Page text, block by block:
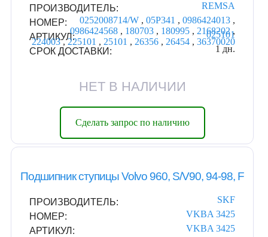
ПРОИЗВОДИТЕЛЬ:
REMSA
НОМЕР:
0252008714/W ,05P341 ,0986424013 ,
0986424568 , 180703 , 180995 , 2168202,
224003,225101 , 25101 , 26356 , 26454 ,36370020
АРТИКУЛ:
025101
СРОК ДОСТАВКИ:
1 дн.
НЕТ В НАЛИЧИИ
Сделать запрос по наличию
Подшипник ступицы Volvo 960, S/V90, 94-98, F
ПРОИЗВОДИТЕЛЬ:
SKF
НОМЕР:
VKBA 3425
АРТИКУЛ:
VKBA 3425